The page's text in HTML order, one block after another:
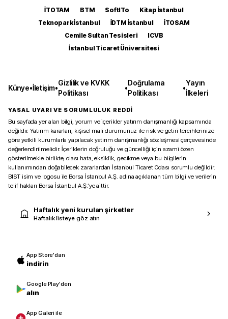
İTOTAM BTM SoftITo
Kitap İstanbul
Teknopark İstanbul
İDTM İstanbul
İTOSAM
Cemile Sultan Tesisleri
ICVB
İstanbul Ticaret Üniversitesi
Künye•İletişim•
Gizlilik ve KVKK
Politikası
•
Doğrulama
Politikası
•
Yayın
İlkeleri
YASAL UYARI VE SORUMLULUK REDDİ
Bu sayfada yer alan bilgi, yorum ve içerikler yatırım danışmanlığı kapsamında
değildir. Yatırım kararları, kişisel mali durumunuz ile risk ve getiri tercihlerinize
göre yetkili kurumlarla yapılacak yatırım danışmanlığı sözleşmesi çerçevesinde
değerlendirilmelidir. İçeriklerin doğruluğu ve güncelliği için azami özen
gösterilmekle birlikte, olası hata, eksiklik, gecikme veya bu bilgilerin
kullanımından doğabilecek zararlardan İstanbul Ticaret Odası sorumlu değildir.
BIST isim ve logosu ile Borsa İstanbul A.Ş. adına açıklanan tüm bilgi ve verilerin
telif hakları Borsa İstanbul A.Ş.’ye aittir.
Haftalık yeni kurulan şirketler
Haftalık listeye göz atın
App Store'dan
indirin
Google Play'den
alın
App Galeri ile